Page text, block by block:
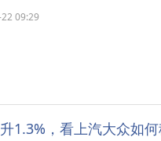
09:29
1.3%，看上汽大众如何